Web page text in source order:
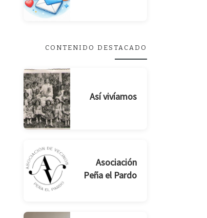
CONTENIDO DESTACADO
Así vivíamos
Asociación
Peña el Pardo